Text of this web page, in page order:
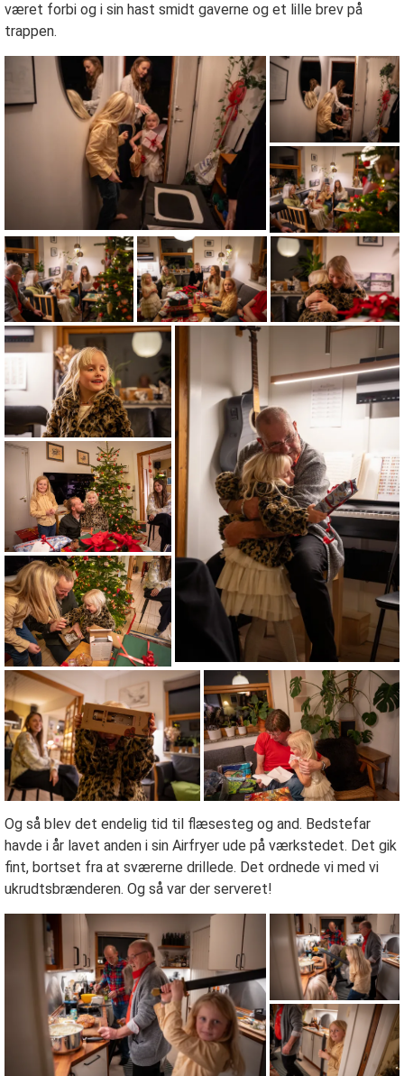
været forbi og i sin hast smidt gaverne og et lille brev på
trappen.
Og så blev det endelig tid til flæsesteg og and. Bedstefar
havde i år lavet anden i sin Airfryer ude på værkstedet. Det gik
fint, bortset fra at sværerne drillede. Det ordnede vi med vi
ukrudtsbrænderen. Og så var der serveret!